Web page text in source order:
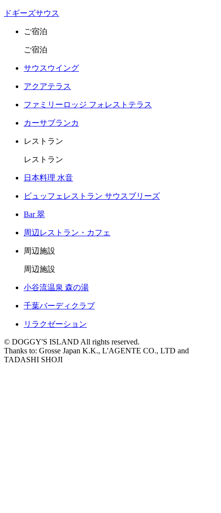
ドギーズサウス
ご宿泊
ご宿泊
サウスウイング
アクアテラス
ファミリーロッジ フォレストテラス
カーサブランカ
レストラン
レストラン
日本料理 水音
ビュッフェレストラン サウスブリーズ
Bar 翠
周辺レストラン・カフェ
周辺施設
周辺施設
小谷流温泉 森の湯
千葉バーディクラブ
リラクゼーション
© DOGGY'S ISLAND All rights reserved.
Thanks to: Grosse Japan K.K., L'AGENTE CO., LTD and
TADASHI SHOJI